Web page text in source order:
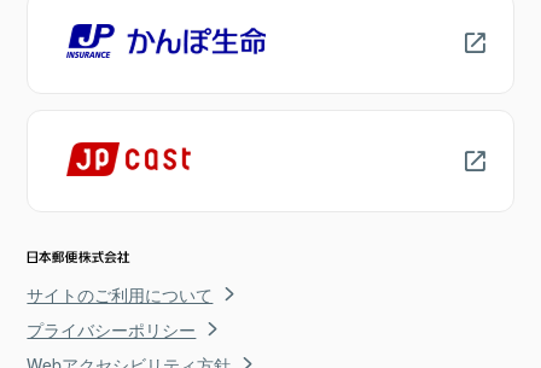
サイトのご利用について
プライバシーポリシー